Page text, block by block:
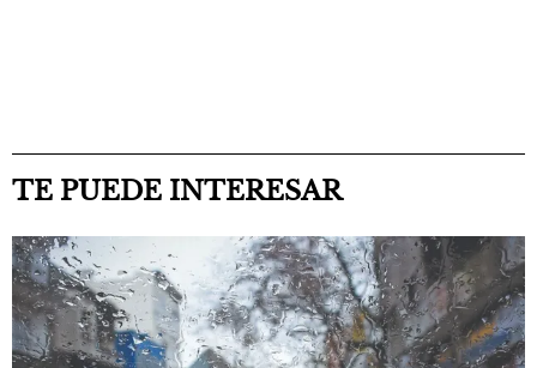
TE PUEDE INTERESAR